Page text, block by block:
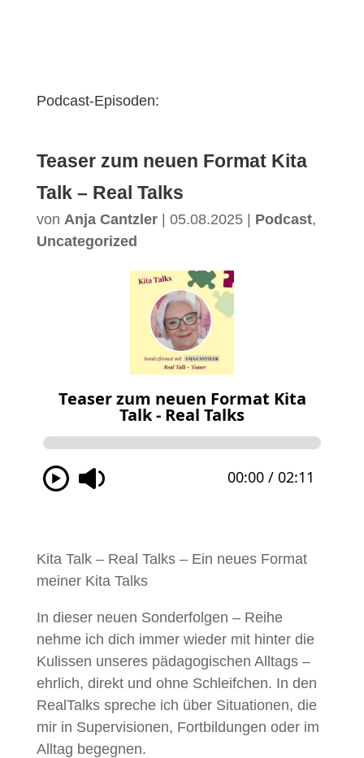
Podcast-Episoden:
Teaser zum neuen Format Kita
Talk – Real Talks
von Anja Cantzler| 05.08.2025| Podcast,
Uncategorized
Kita Talk – Real Talks – Ein neues Format
meiner Kita Talks
In dieser neuen Sonderfolgen – Reihe
nehme ich dich immer wieder mit hinter die
Kulissen unseres pädagogischen Alltags –
ehrlich, direkt und ohne Schleifchen. In den
RealTalks spreche ich über Situationen, die
mir in Supervisionen, Fortbildungen oder im
Alltag begegnen.